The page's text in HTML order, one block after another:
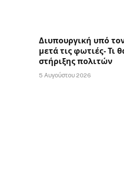
Διυπουργική υπό
μετά τις φωτιές- Τι
στήριξης πολιτών
5 Αυγούστου 2026